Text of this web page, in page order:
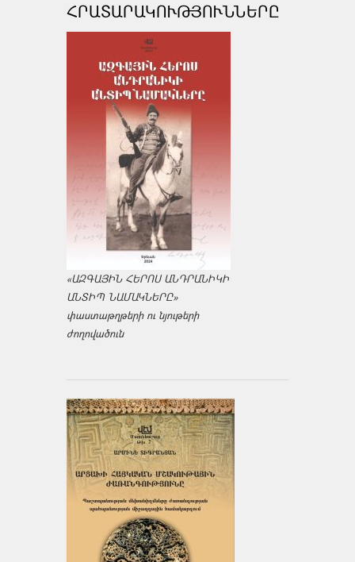
ՀՐԱՏԱՐԱԿՈՒԹՅՈՒՆՆԵՐԸ
«ԱԶԳԱՅԻՆ ՀԵՐՈՍ ԱՆԴՐԱՆԻԿԻ
ԱՆՏԻՊ ՆԱՄԱԿՆԵՐԸ»
փաստաթղթերի ու նյութերի
ժողովածուն